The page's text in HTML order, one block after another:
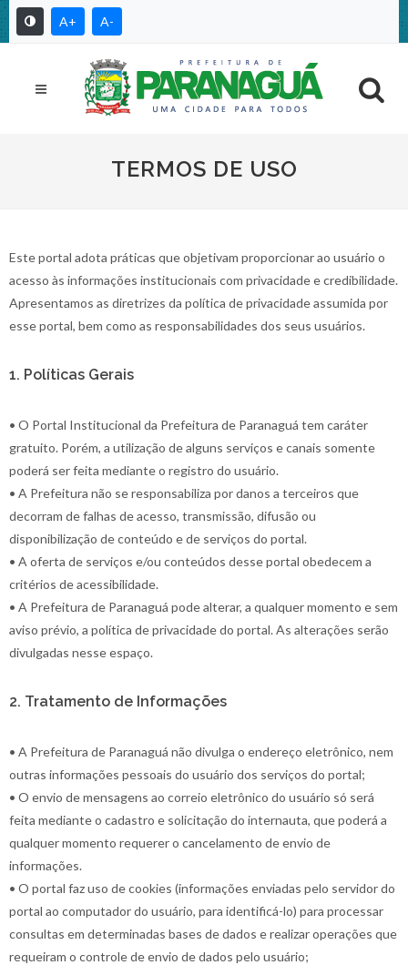
A+ A-
TERMOS DE USO
Este portal adota práticas que objetivam proporcionar ao usuário o
acesso às informações institucionais com privacidade e credibilidade.
Apresentamos as diretrizes da política de privacidade assumida por
esse portal, bem como as responsabilidades dos seus usuários.
1. Políticas Gerais
• O Portal Institucional da Prefeitura de Paranaguá tem caráter
gratuito. Porém, a utilização de alguns serviços e canais somente
poderá ser feita mediante o registro do usuário.
• A Prefeitura não se responsabiliza por danos a terceiros que
decorram de falhas de acesso, transmissão, difusão ou
disponibilização de conteúdo e de serviços do portal.
• A oferta de serviços e/ou conteúdos desse portal obedecem a
critérios de acessibilidade.
• A Prefeitura de Paranaguá pode alterar, a qualquer momento e sem
aviso prévio, a política de privacidade do portal. As alterações serão
divulgadas nesse espaço.
2. Tratamento de Informações
• A Prefeitura de Paranaguá não divulga o endereço eletrônico, nem
outras informações pessoais do usuário dos serviços do portal;
• O envio de mensagens ao correio eletrônico do usuário só será
feita mediante o cadastro e solicitação do internauta, que poderá a
qualquer momento requerer o cancelamento de envio de
informações.
• O portal faz uso de cookies (informações enviadas pelo servidor do
portal ao computador do usuário, para identificá-lo) para processar
consultas em determinadas bases de dados e realizar operações que
requeiram o controle de envio de dados pelo usuário;